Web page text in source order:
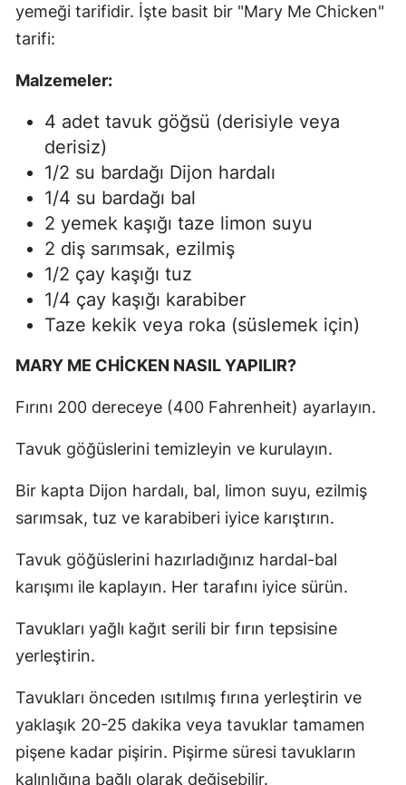
yemeği tarifidir. İşte basit bir "Mary Me Chicken"
tarifi:
Malzemeler:
4 adet tavuk göğsü (derisiyle veya
derisiz)
1/2 su bardağı Dijon hardalı
1/4 su bardağı bal
2 yemek kaşığı taze limon suyu
2 diş sarımsak, ezilmiş
1/2 çay kaşığı tuz
1/4 çay kaşığı karabiber
Taze kekik veya roka (süslemek için)
MARY ME CHİCKEN NASIL YAPILIR?
Fırını 200 dereceye (400 Fahrenheit) ayarlayın.
Tavuk göğüslerini temizleyin ve kurulayın.
Bir kapta Dijon hardalı, bal, limon suyu, ezilmiş
sarımsak, tuz ve karabiberi iyice karıştırın.
Tavuk göğüslerini hazırladığınız hardal-bal
karışımı ile kaplayın. Her tarafını iyice sürün.
Tavukları yağlı kağıt serili bir fırın tepsisine
yerleştirin.
Tavukları önceden ısıtılmış fırına yerleştirin ve
yaklaşık 20-25 dakika veya tavuklar tamamen
pişene kadar pişirin. Pişirme süresi tavukların
kalınlığına bağlı olarak değişebilir.